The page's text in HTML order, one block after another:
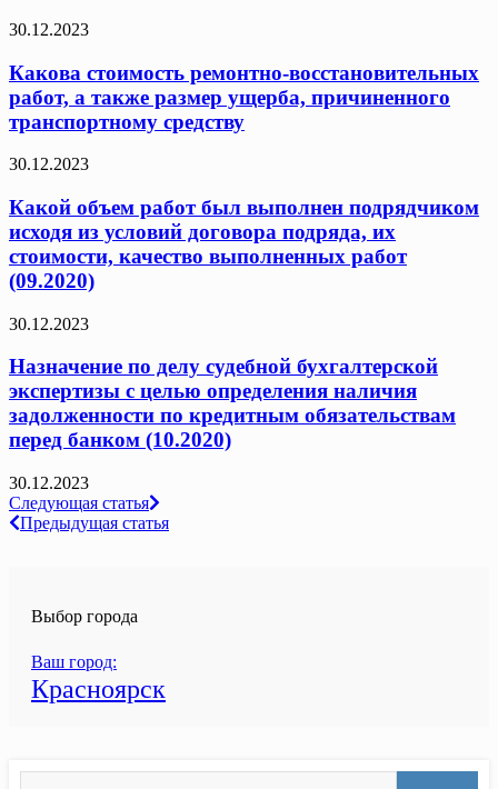
30.12.2023
Какова стоимость ремонтно-восстановительных
работ, а также размер ущерба, причиненного
транспортному средству
30.12.2023
Какой объем работ был выполнен подрядчиком
исходя из условий договора подряда, их
стоимости, качество выполненных работ
(09.2020)
30.12.2023
Назначение по делу судебной бухгалтерской
экспертизы с целью определения наличия
задолженности по кредитным обязательствам
перед банком (10.2020)
30.12.2023
Навигация
по
Следующая статья
Предыдущая статья
Выбор города
Ваш город:
Красноярск